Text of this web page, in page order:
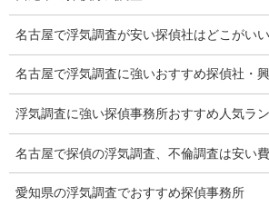
Q&A
浮気証拠は何回必要か？
浮気調査時間
名古屋で浮気調査が安い探偵社はどこがいい
名古屋で浮気調査に強いおすすめ探偵社・
浮気調査に強い探偵事務所おすすめ人気ラ
名古屋で探偵の浮気調査、不倫調査は安い
愛知県の浮気調査でおすすめ探偵事務所